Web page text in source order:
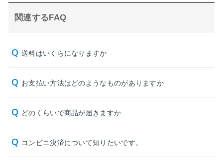
関連するFAQ
送料はいくらになりますか
お支払い方法はどのようなものがありますか
どのくらいで商品が届きますか
コンビニ決済について知りたいです。